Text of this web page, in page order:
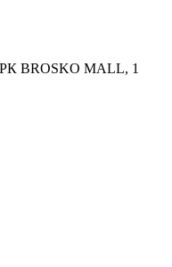
BROSKO MALL, 1